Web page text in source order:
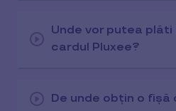
Unde vor putea plăti
cardul Pluxee?
De unde obțin o